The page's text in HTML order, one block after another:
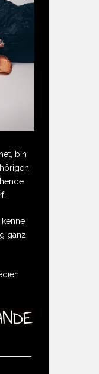
bin
ganz